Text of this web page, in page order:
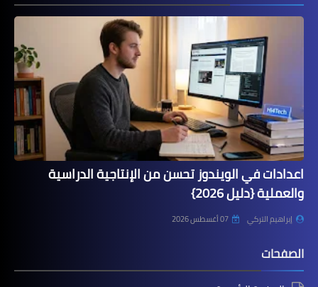
اعدادات في الويندوز تحسن من الإنتاجية الدراسية
والعملية {دليل 2026}
إبراهيم التركي 07 أغسطس 2026
الصفحات